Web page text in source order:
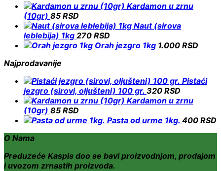
Kardamon u zrnu
(10gr) 85 RSD
Naut (sirova
leblebija) 1kg 270 RSD
Orah jezgro 1kg 1.000 RSD
Najprodavanije
Pistaći
jezgro (sirovi, oljušteni) 100 gr. 320 RSD
Kardamon u zrnu
(10gr) 85 RSD
Pasta od urme 1kg. 400 RSD
O Nama
Preduzeće Kaspis doo se bavi proizvodnjom, prodajom
i uvozom zrnastih proizvoda.